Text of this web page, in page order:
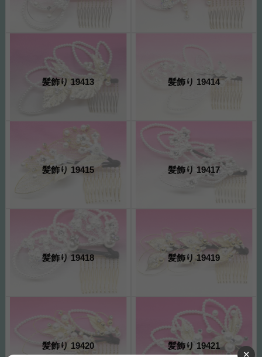
髪飾り 19413 髪飾り 19414
髪飾り 19415 髪飾り 19417
髪飾り 19418 髪飾り 19419
髪飾り 19420 髪飾り 19421